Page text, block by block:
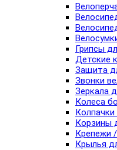
Грипсы
Детские
Защита
Звонки
Зеркала
Колеса
Колпачки
Корзины
Крепежи
Крылья